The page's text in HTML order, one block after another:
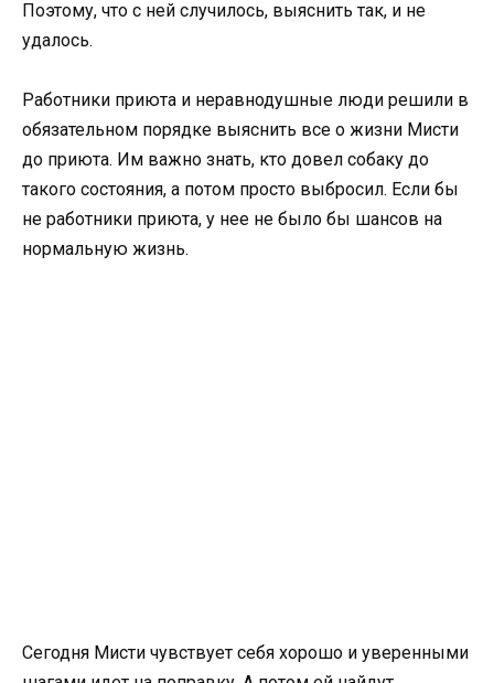
Поэтому, что с ней случилось, выяснить так, и не
удалось.
Работники приюта и неравнодушные люди решили в
обязательном порядке выяснить все о жизни Мисти
до приюта. Им важно знать, кто довел собаку до
такого состояния, а потом просто выбросил. Если бы
не работники приюта, у нее не было бы шансов на
нормальную жизнь.
Сегодня Мисти чувствует себя хорошо и уверенными